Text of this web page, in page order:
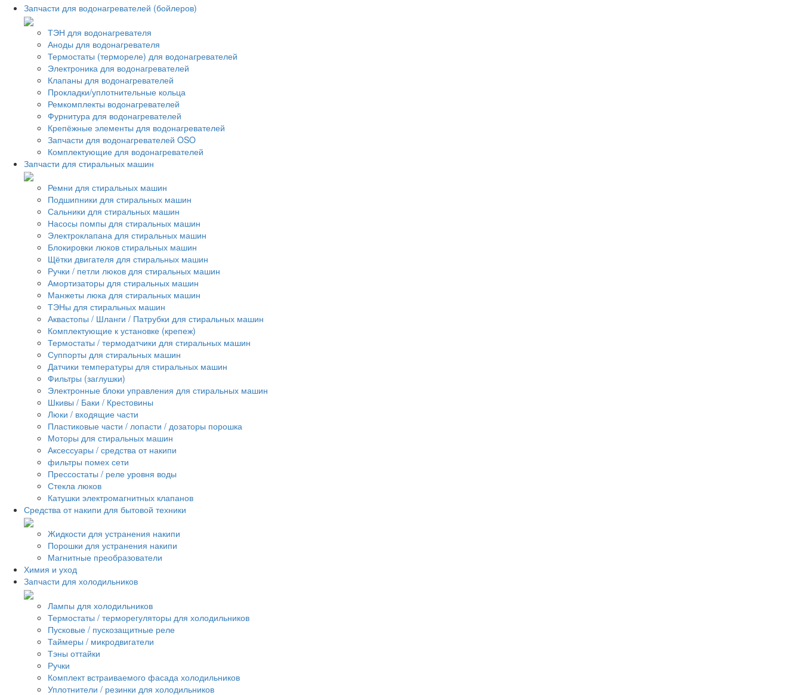
Запчасти для водонагревателей (бойлеров)
ТЭН для водонагревателя
Аноды для водонагревателя
Термостаты (термореле) для водонагревателей
Электроника для водонагревателей
Клапаны для водонагревателей
Прокладки/уплотнительные кольца
Ремкомплекты водонагревателей
Фурнитура для водонагревателей
Крепёжные элементы для водонагревателей
Запчасти для водонагревателей OSO
Комплектующие для водонагревателей
Запчасти для стиральных машин
Ремни для стиральных машин
Подшипники для стиральных машин
Сальники для стиральных машин
Насосы помпы для стиральных машин
Электроклапана для стиральных машин
Блокировки люков стиральных машин
Щётки двигателя для стиральных машин
Ручки / петли люков для стиральных машин
Амортизаторы для стиральных машин
Манжеты люка для стиральных машин
ТЭНы для стиральных машин
Аквастопы / Шланги / Патрубки для стиральных машин
Комплектующие к установке (крепеж)
Термостаты / термодатчики для стиральных машин
Суппорты для стиральных машин
Датчики температуры для стиральных машин
Фильтры (заглушки)
Электронные блоки управления для стиральных машин
Шкивы / Баки / Крестовины
Люки / входящие части
Пластиковые части / лопасти / дозаторы порошка
Моторы для стиральных машин
Аксессуары / средства от накипи
фильтры помех сети
Прессостаты / реле уровня воды
Стекла люков
Катушки электромагнитных клапанов
Средства от накипи для бытовой техники
Жидкости для устранения накипи
Порошки для устранения накипи
Магнитные преобразователи
Химия и уход
Запчасти для холодильников
Лампы для холодильников
Термостаты / терморегуляторы для холодильников
Пусковые / пускозащитные реле
Таймеры / микродвигатели
Тэны оттайки
Ручки
Комплект встраиваемого фасада холодильников
Уплотнители / резинки для холодильников